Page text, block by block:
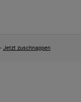
Jetzt zuschnappen